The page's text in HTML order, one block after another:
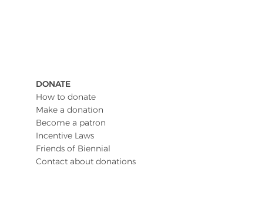
DONATE
How to donate
Make a donation
Become a patron
Incentive Laws
Friends of Biennial
Contact about donations